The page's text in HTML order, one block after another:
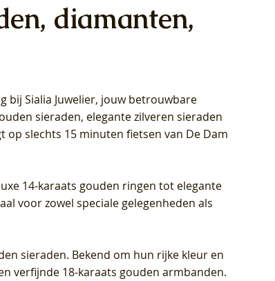
Blush Lab Diamonds Collier LG3014Y
- Geelgoud (14k) met Lab grown
Diamant
Blush Lab Diamonds Ring LG1029Y -
Geelgoud (14k) met Lab grown
Diamant
Blush Lab Diamonds Oorknoppen
LG7033Y – Geelgoud (14k) met Lab
grown Diamant
diamanten,
bij Sialia Juwelier, jouw betrouwbare
sieraden, elegante zilveren sieraden
op slechts 15 minuten fietsen van De Dam
14-karaats gouden ringen tot elegante
voor zowel speciale gelegenheden als
sieraden. Bekend om hun rijke kleur en
verfijnde 18-karaats gouden armbanden.